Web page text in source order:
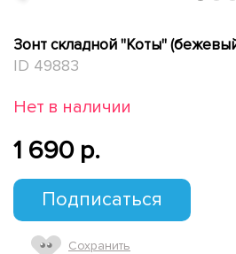
Зонт складной "Коты"
ID 49883
Нет в наличии
1 690 p.
Подписаться
Сохранить